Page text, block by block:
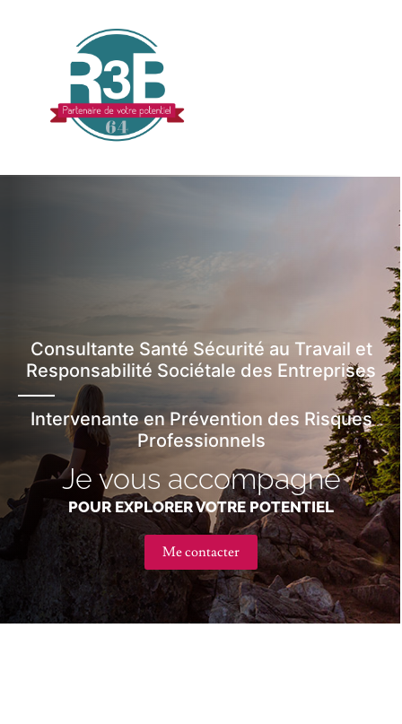
Consultante Santé Sécurité au Travail et
Responsabilité Sociétale des Entreprises
Intervenante en Prévention des Risques
Professionnels
Je vous accompagne
POUR EXPLORER VOTRE POTENTIEL
Me contacter